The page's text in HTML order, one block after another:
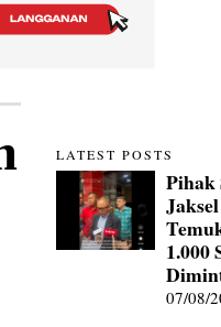
LATEST POSTS
Pihak
1.000
07/08/